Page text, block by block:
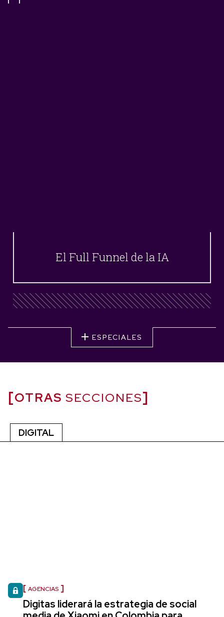
El Full Funnel de la IA
ESPECIALES
OTRAS SECCIONES
DIGITAL
AGENCIAS
Digitas liderará la estrategia de social